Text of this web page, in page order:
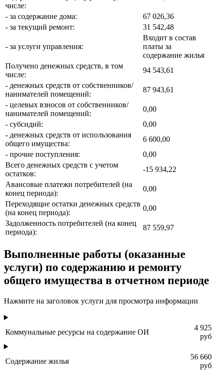
числе:
- за содержание дома:
67 026,36
- за текущий ремонт:
31 542,48
- за услуги управления:
Входит в состав
платы за
содержание жилья
Получено денежных средств, в том
числе:
94 543,61
- денежных средств от собственников/
нанимателей помещений:
87 943,61
- целевых взносов от собственников/
нанимателей помещений:
0,00
- субсидий:
0,00
- денежных средств от использования
общего имущества:
6 600,00
- прочие поступления:
0,00
Всего денежных средств с учетом
остатков:
-15 934,22
Авансовые платежи потребителей (на
конец периода):
0,00
Переходящие остатки денежных средств
(на конец периода):
0,00
Задолженность потребителей (на конец
периода):
87 559,97
Выполненные работы (оказанные
услуги) по содержанию и ремонту
общего имущества в отчетном периоде
Нажмите на заголовок услуги для просмотра информации
Коммунальные ресурсы на содержание ОИ
4 925
руб
Содержание жилья
56 660
руб